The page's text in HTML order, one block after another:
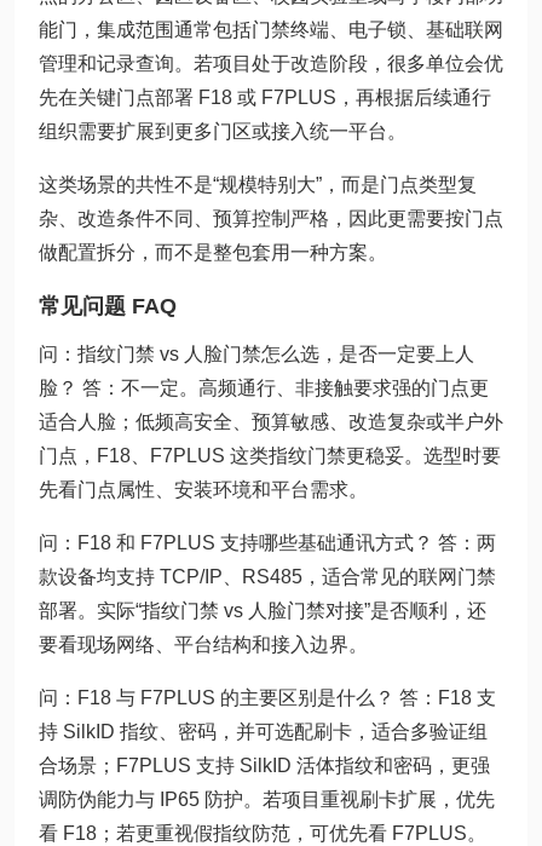
能门，集成范围通常包括门禁终端、电子锁、基础联网
管理和记录查询。若项目处于改造阶段，很多单位会优
先在关键门点部署 F18 或 F7PLUS，再根据后续通行
组织需要扩展到更多门区或接入统一平台。
这类场景的共性不是“规模特别大”，而是门点类型复
杂、改造条件不同、预算控制严格，因此更需要按门点
做配置拆分，而不是整包套用一种方案。
常见问题 FAQ
问：指纹门禁 vs 人脸门禁怎么选，是否一定要上人
脸？ 答：不一定。高频通行、非接触要求强的门点更
适合人脸；低频高安全、预算敏感、改造复杂或半户外
门点，F18、F7PLUS 这类指纹门禁更稳妥。选型时要
先看门点属性、安装环境和平台需求。
问：F18 和 F7PLUS 支持哪些基础通讯方式？ 答：两
款设备均支持 TCP/IP、RS485，适合常见的联网门禁
部署。实际“指纹门禁 vs 人脸门禁对接”是否顺利，还
要看现场网络、平台结构和接入边界。
问：F18 与 F7PLUS 的主要区别是什么？ 答：F18 支
持 SilkID 指纹、密码，并可选配刷卡，适合多验证组
合场景；F7PLUS 支持 SilkID 活体指纹和密码，更强
调防伪能力与 IP65 防护。若项目重视刷卡扩展，优先
看 F18；若更重视假指纹防范，可优先看 F7PLUS。